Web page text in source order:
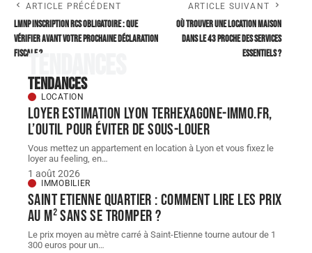
ARTICLE PRÉCÉDENT
LMNP inscription RCS obligatoire : que
vérifier avant votre prochaine déclaration
fiscale ?
ARTICLE SUIVANT
Où trouver une Location maison
dans le 43 proche des services
essentiels ?
Tendances
Tendances
LOCATION
Loyer estimation Lyon terhexagone-immo.fr,
l’outil pour éviter de sous-louer
Vous mettez un appartement en location à Lyon et vous fixez le
loyer au feeling, en…
1 août 2026
IMMOBILIER
Saint Etienne quartier : comment lire les prix
au m² sans se tromper ?
Le prix moyen au mètre carré à Saint-Etienne tourne autour de 1
300 euros pour un…